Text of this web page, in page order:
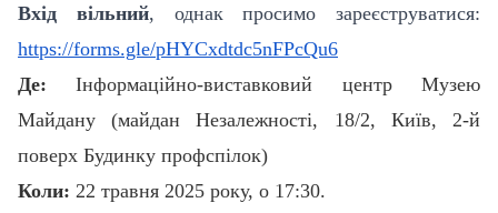
Вхід вільний, однак просимо зареєструватися:
https://forms.gle/pHYCxdtdc5nFPcQu6
Де: Інформаційно-виставковий центр Музею
Майдану (майдан Незалежності, 18/2, Київ, 2-й
поверх Будинку профспілок)
Коли: 22 травня 2025 року, о 17:30.